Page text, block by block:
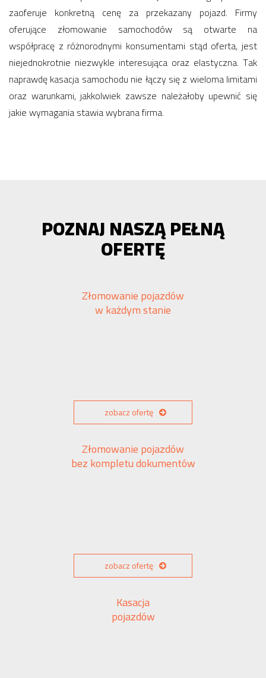
zaoferuje konkretną cenę za przekazany pojazd. Firmy
oferujące złomowanie samochodów są otwarte na
współpracę z różnorodnymi konsumentami stąd oferta, jest
niejednokrotnie niezwykle interesująca oraz elastyczna. Tak
naprawdę kasacja samochodu nie łączy się z wieloma limitami
oraz warunkami, jakkolwiek zawsze należałoby upewnić się
jakie wymagania stawia wybrana firma.
POZNAJ NASZĄ PEŁNĄ
OFERTĘ
Złomowanie pojazdów
w każdym stanie
zobacz ofertę
Złomowanie pojazdów
bez kompletu dokumentów
zobacz ofertę
Kasacja
pojazdów